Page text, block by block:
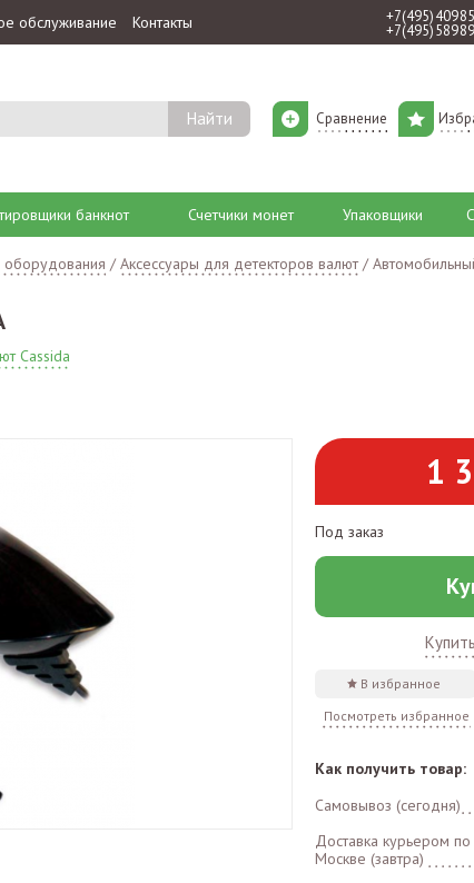
обслуживание Контакты +7 (495) 409
+7 (495) 589
Сравнение
банкнот Счетчики монет Упаковщики
оборудования /Аксессуары для детекторов валют/
Cassida
1
Под заказ
В избранное
Посмотреть избранное
Как получить товар:
Самовывоз (сегодня)
Доставка курьером по
Москве (завтра)